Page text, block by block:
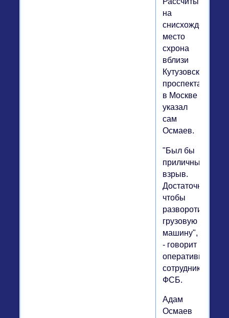
на
снисхождение,
место
схрона
вблизи
Кутузовского
проспекта
в Москве
указал
сам
Осмаев.
"Был бы
приличный
взрыв.
Достаточный,
чтобы
разворотить
грузовую
машину",
- говорит
оперативный
сотрудник
ФСБ.
Адам
Осмаев